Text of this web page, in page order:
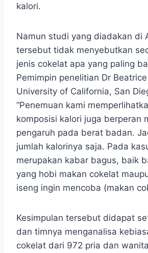
kalori.
Namun studi yang diadakan di
tersebut tidak menyebutkan
jenis cokelat apa yang paling
Pemimpin penelitian Dr
University of California, San
“Penemuan kami
komposisi kalori juga berperan
pengaruh pada berat badan.
jumlah kalorinya saja. Pada
merupakan kabar bagus, baik
yang hobi makan cokelat
iseng ingin mencoba (makan
Kesimpulan tersebut didapat
dan timnya menganalisa
cokelat dari 972 pria dan